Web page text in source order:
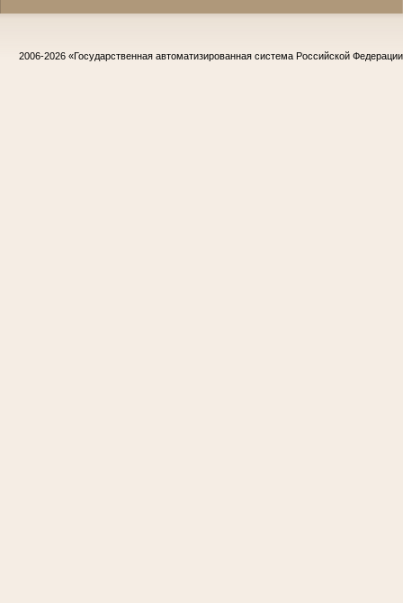
2006-2026 «Государственная автоматизированная система Российской